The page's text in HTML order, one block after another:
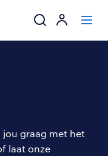
carrière
jou graag met het
laat onze